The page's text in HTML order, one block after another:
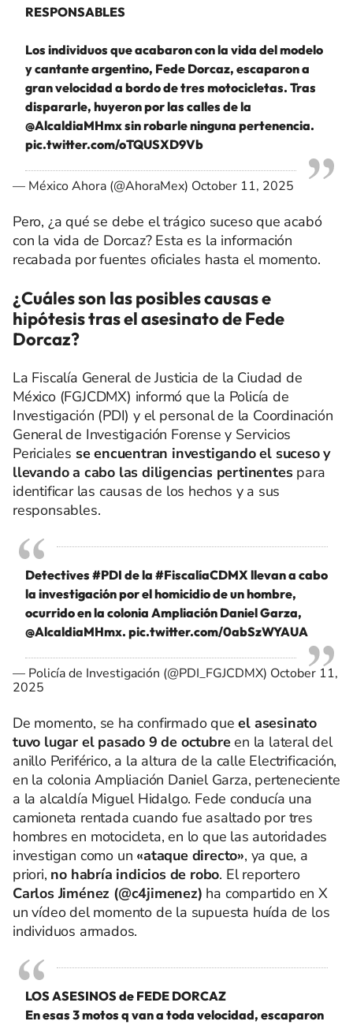
RESPONSABLES
Los individuos que acabaron con la vida del modelo
y cantante argentino, Fede Dorcaz, escaparon a
gran velocidad a bordo de tres motocicletas. Tras
dispararle, huyeron por las calles de la
@AlcaldiaMHmxsin robarle ninguna pertenencia.
pic.twitter.com/oTQUSXD9Vb
— México Ahora (@AhoraMex) October 11, 2025
Pero, ¿a qué se debe el trágico suceso que acabó
con la vida de Dorcaz? Esta es la información
recabada por fuentes oficiales hasta el momento.
¿Cuáles son las posibles causas e
hipótesis tras el asesinato de Fede
Dorcaz?
La Fiscalía General de Justicia de la Ciudad de
México (FGJCDMX) informó que la Policía de
Investigación (PDI) y el personal de la Coordinación
General de Investigación Forense y Servicios
Periciales se encuentran investigando el suceso y
llevando a cabo las diligencias pertinentespara
identificar las causas de los hechos y a sus
responsables.
Detectives#PDI de la #FiscalíaCDMXllevan a cabo
la investigación por el homicidio de un hombre,
ocurrido en la colonia Ampliación Daniel Garza,
@AlcaldiaMHmx. pic.twitter.com/0abSzWYAUA
— Policía de Investigación (@PDI_FGJCDMX) October 11,
2025
De momento, se ha confirmado queel asesinato
tuvo lugar el pasado 9 de octubreen la lateral del
anillo Periférico, a la altura de la calle Electrificación,
en la colonia Ampliación Daniel Garza, perteneciente
a la alcaldía Miguel Hidalgo. Fede conducía una
camioneta rentada cuando fue asaltado por tres
hombres en motocicleta, en lo que las autoridades
investigan como un «ataque directo», ya que, a
priori, no habría indicios de robo. El reportero
Carlos Jiménez (@c4jimenez) ha compartido en X
un vídeo del momento de la supuesta huída de los
individuos armados.
LOS ASESINOS de FEDE DORCAZ
En esas 3 motos q van a toda velocidad, escaparon